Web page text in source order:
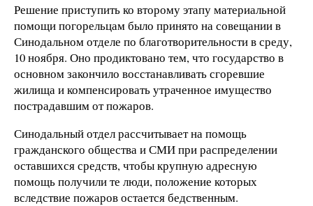
Решение приступить ко второму этапу материальной
помощи погорельцам было принято на совещании в
Синодальном отделе по благотворительности в среду,
10 ноября. Оно продиктовано тем, что государство в
основном закончило восстанавливать сгоревшие
жилища и компенсировать утраченное имущество
пострадавшим от пожаров.
Синодальный отдел рассчитывает на помощь
гражданского общества и СМИ при распределении
оставшихся средств, чтобы крупную адресную
помощь получили те люди, положение которых
вследствие пожаров остается бедственным.